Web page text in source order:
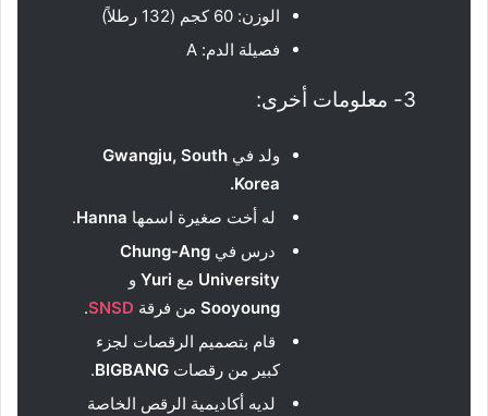
الوزن: 60 كجم (132 رطلاً)
فصيلة الدم: A
3- معلومات أخرى:
ولد في Gwangju, South
Korea
.
له أخت صغيرة اسمها Hanna
.
درس في Chung-Ang
University مع Yuri و
Sooyoung من فرقة SNSD
.
قام بتصميم الرقصات لجزء
كبير من رقصات BIGBANG
.
لديه أكاديمية الرقص الخاصة